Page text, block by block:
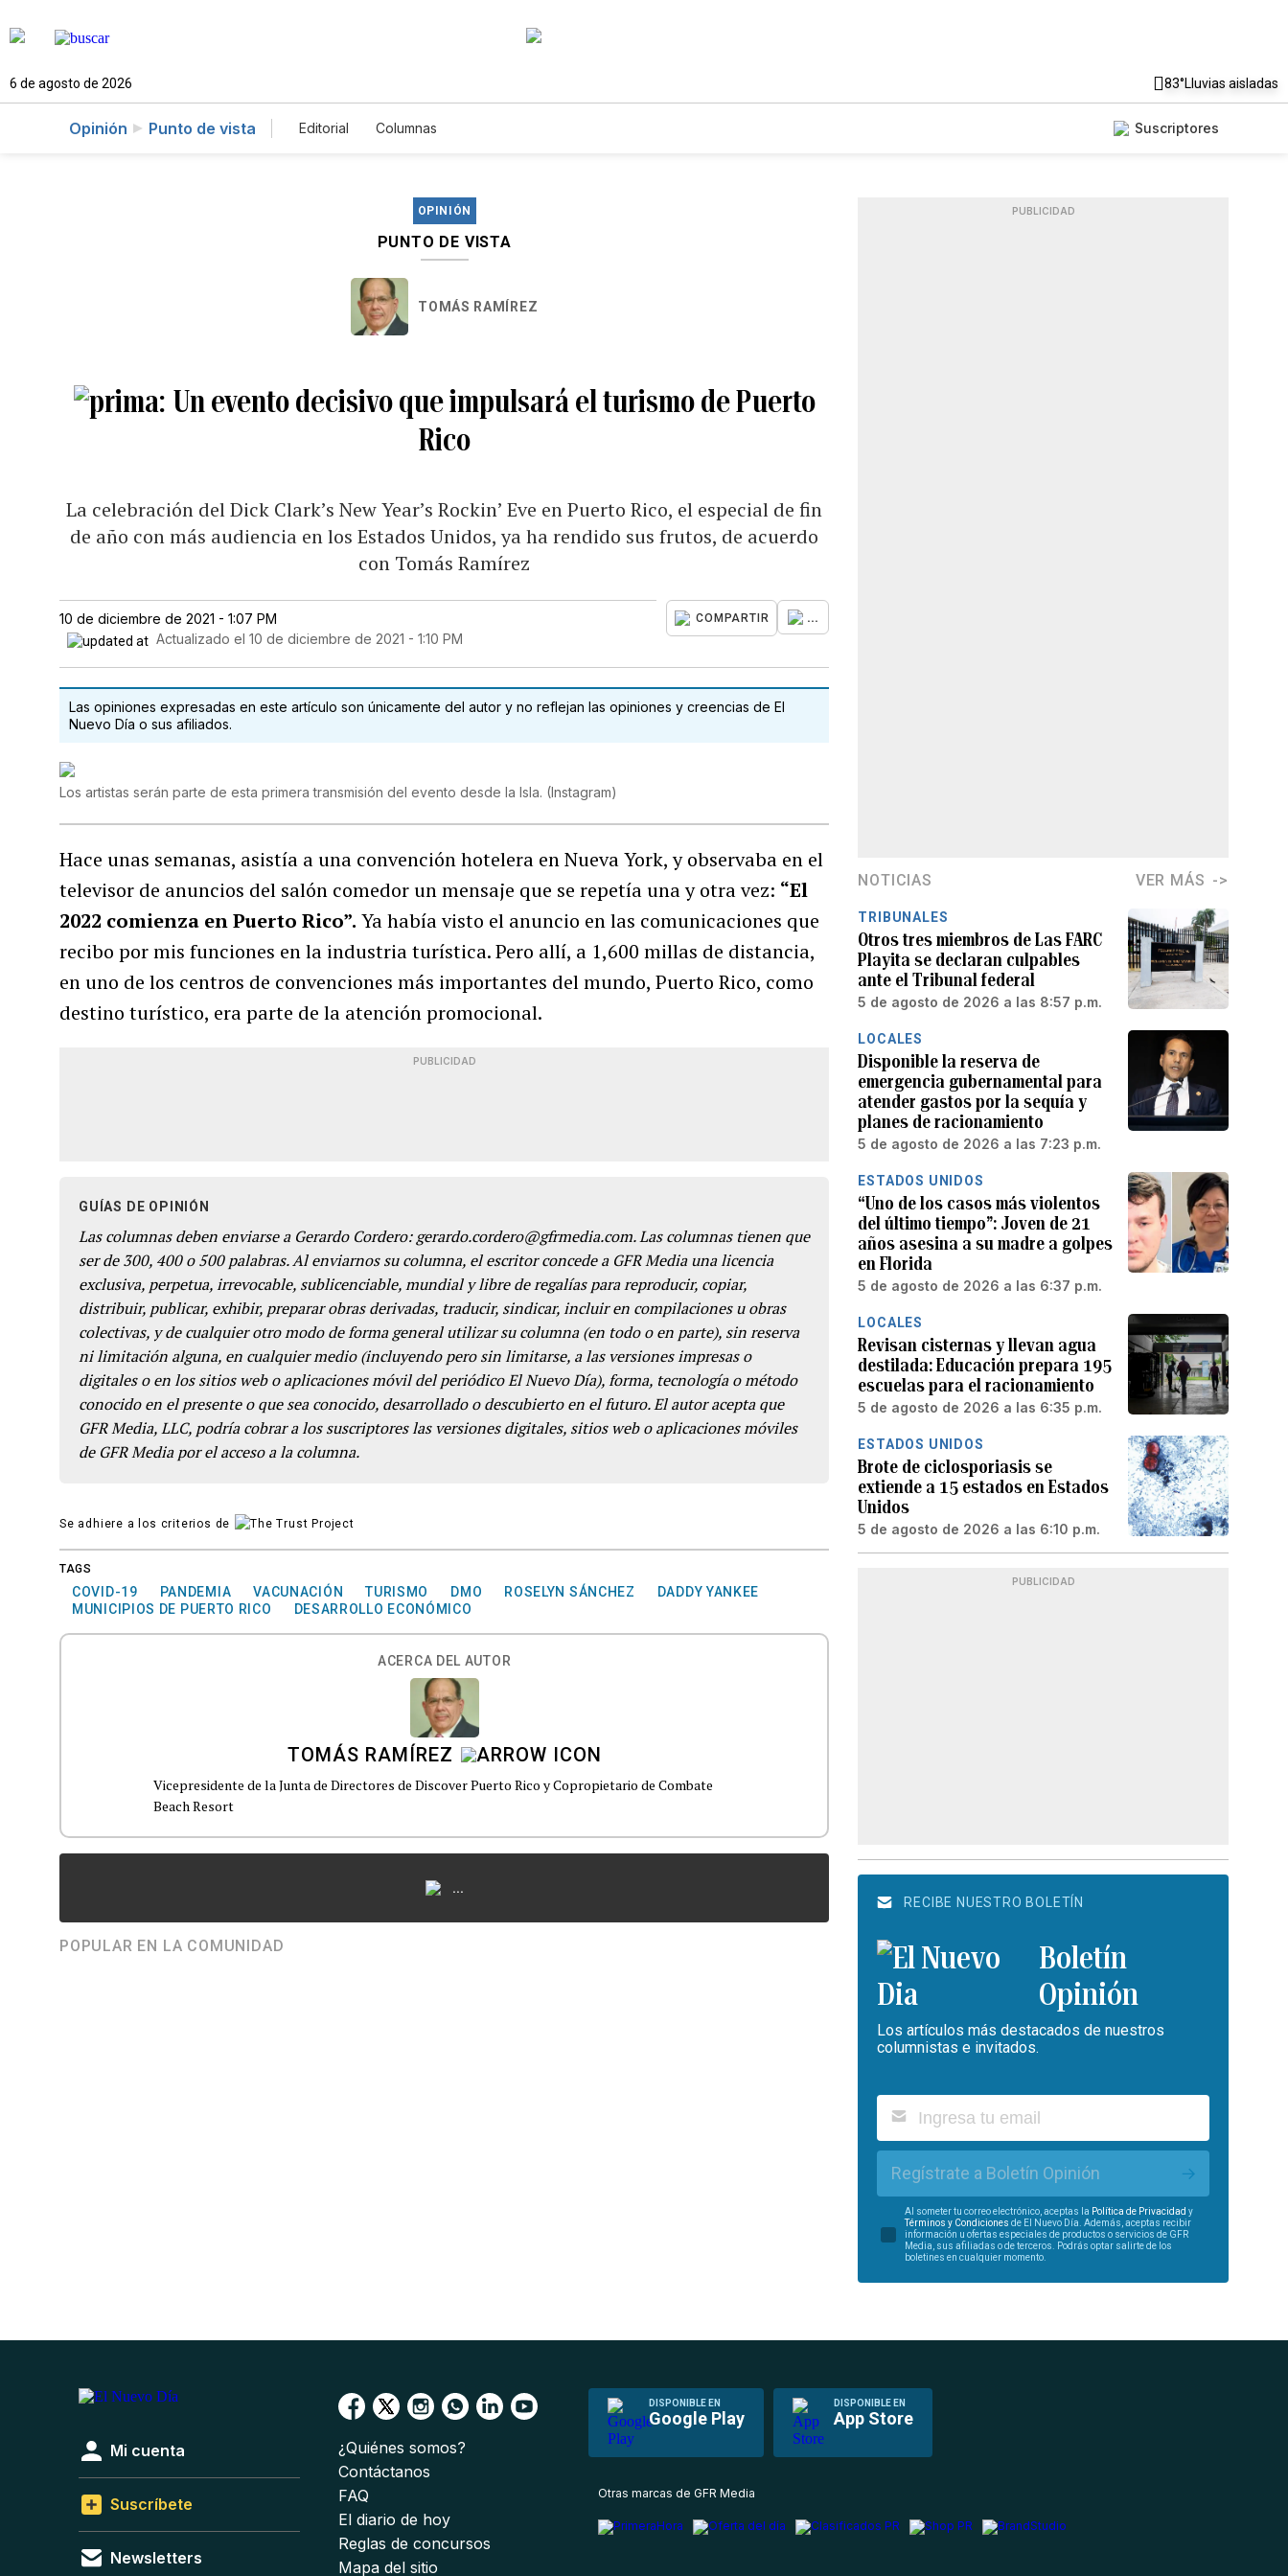
6 de agosto de 2026 83°Lluvias aisladas
Opinión Punto de vista Editorial Columnas Suscriptores
OPINIÓN
PUNTO DE VISTA
TOMÁS RAMÍREZ
Un evento decisivo que impulsará el turismo de Puerto
Rico
La celebración del Dick Clark’s New Year’s Rockin’ Eve en Puerto Rico, el especial de fin
de año con más audiencia en los Estados Unidos, ya ha rendido sus frutos, de acuerdo
con Tomás Ramírez
10 de diciembre de 2021 - 1:07 PM
Actualizado el10 de diciembre de 2021 - 1:10 PM
COMPARTIR ...
Las opiniones expresadas en este artículo son únicamente del autor y no reflejan las opiniones y creencias de El
Nuevo Día o sus afiliados.
Los artistas serán parte de esta primera transmisión del evento desde la Isla. (Instagram)
Hace unas semanas, asistía a una convención hotelera en Nueva York, y observaba en el
televisor de anuncios del salón comedor un mensaje que se repetía una y otra vez: “El
2022 comienza en Puerto Rico”. Ya había visto el anuncio en las comunicaciones que
recibo por mis funciones en la industria turística. Pero allí, a 1,600 millas de distancia,
en uno de los centros de convenciones más importantes del mundo, Puerto Rico, como
destino turístico, era parte de la atención promocional.
PUBLICIDAD
GUÍAS DE OPINIÓN
Las columnas deben enviarse a Gerardo Cordero: gerardo.cordero@gfrmedia.com. Las columnas tienen que
ser de 300, 400 o 500 palabras. Al enviarnos su columna, el escritor concede a GFR Media una licencia
exclusiva, perpetua, irrevocable, sublicenciable, mundial y libre de regalías para reproducir, copiar,
distribuir, publicar, exhibir, preparar obras derivadas, traducir, sindicar, incluir en compilaciones u obras
colectivas, y de cualquier otro modo de forma general utilizar su columna (en todo o en parte), sin reserva
ni limitación alguna, en cualquier medio (incluyendo pero sin limitarse, a las versiones impresas o
digitales o en los sitios web o aplicaciones móvil del periódico El Nuevo Día), forma, tecnología o método
conocido en el presente o que sea conocido, desarrollado o descubierto en el futuro. El autor acepta que
GFR Media, LLC, podría cobrar a los suscriptores las versiones digitales, sitios web o aplicaciones móviles
de GFR Media por el acceso a la columna.
Se adhiere a los criterios de
TAGS
COVID-19 PANDEMIA VACUNACIÓN TURISMO DMO ROSELYN SÁNCHEZ
DADDY YANKEE
MUNICIPIOS DE PUERTO RICO
DESARROLLO ECONÓMICO
ACERCA DEL AUTOR
TOMÁS RAMÍREZ
Vicepresidente de la Junta de Directores de Discover Puerto Rico y Copropietario de Combate
Beach Resort
...
POPULAR EN LA COMUNIDAD
PUBLICIDAD
NOTICIAS VER MÁS
TRIBUNALES
Otros tres miembros de Las FARC
Playita se declaran culpables
ante el Tribunal federal
5 de agosto de 2026 a las 8:57 p.m.
LOCALES
Disponible la reserva de
emergencia gubernamental para
atender gastos por la sequía y
planes de racionamiento
5 de agosto de 2026 a las 7:23 p.m.
ESTADOS UNIDOS
“Uno de los casos más violentos
del último tiempo”: Joven de 21
años asesina a su madre a golpes
en Florida
5 de agosto de 2026 a las 6:37 p.m.
LOCALES
Revisan cisternas y llevan agua
destilada: Educación prepara 195
escuelas para el racionamiento
5 de agosto de 2026 a las 6:35 p.m.
ESTADOS UNIDOS
Brote de ciclosporiasis se
extiende a 15 estados en Estados
Unidos
5 de agosto de 2026 a las 6:10 p.m.
PUBLICIDAD
RECIBE NUESTRO BOLETÍN
Boletín
Opinión
Los artículos más destacados de nuestros
columnistas e invitados.
Regístrate a Boletín Opinión
Al someter tu correo electrónico, aceptas la Política de Privacidad y
Términos y Condiciones de El Nuevo Día. Además, aceptas recibir
información u ofertas especiales de productos o servicios de GFR
Media, sus afiliadas o de terceros. Podrás optar salirte de los
boletines en cualquier momento.
DISPONIBLE EN
Google Play
DISPONIBLE EN
App Store
Mi cuenta
Suscríbete
Newsletters
¿Quiénes somos?
Contáctanos
FAQ
El diario de hoy
Reglas de concursos
Mapa del sitio
Otras marcas de GFR Media